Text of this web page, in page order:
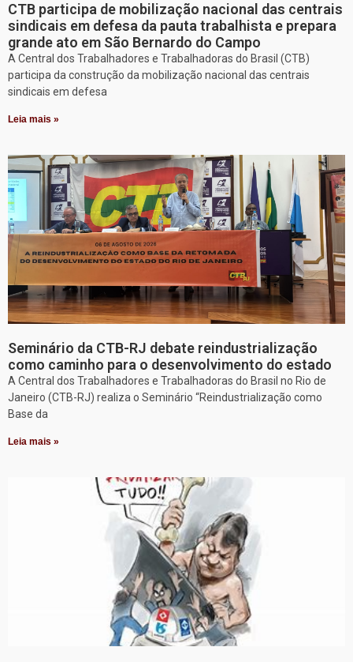
CTB participa de mobilização nacional das centrais
sindicais em defesa da pauta trabalhista e prepara
grande ato em São Bernardo do Campo
A Central dos Trabalhadores e Trabalhadoras do Brasil (CTB)
participa da construção da mobilização nacional das centrais
sindicais em defesa
Leia mais »
Seminário da CTB-RJ debate reindustrialização
como caminho para o desenvolvimento do estado
A Central dos Trabalhadores e Trabalhadoras do Brasil no Rio de
Janeiro (CTB-RJ) realiza o Seminário “Reindustrialização como
Base da
Leia mais »